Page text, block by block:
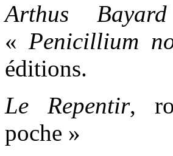
Arthus
«Penicillium
éditions.
Le Repentir,
poche »